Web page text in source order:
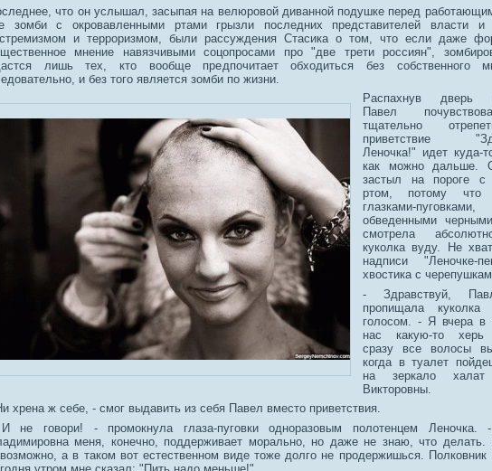
что он услышал, засыпая на велюровой диванной подушке перед
зомби с окровавленными ртами грызли последних представителей власти и
и терроризмом, были рассуждения Стасика о том, что если даже
мнение навязчивыми соцопросами про "две трети россиян",
лишь тех, кто вообще предпочитает обходиться без собственного
и без того является зомби по жизни.
Распахнув дверь
Павел
тщательно
приветствие
Леночка!" идет куда-
как можно дальше.
застыл на пороге с
ртом, потому что
глазками-пуговками,
обведенными
смотрела
куколка вуду. Не
надписи "Леночке-
хвостика с
- Здравствуй,
пропищала куколка
голосом. - Я вчера в
нас какую-то херь
сразу все волосы
когда в туалет
на зеркало халат
Викторовны.
хрена ж себе, - смог выдавить из себя Павел вместо приветствия.
не говори! - промокнула глаза-пуговки одноразовым полотенцем Леночка.
меня, конечно, поддерживает морально, но даже не знаю, что делать.
а в таком вот естественном виде тоже долго не продержишься.